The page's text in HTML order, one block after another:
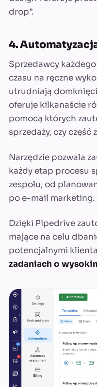
drop”.
4.
Sprzedawcy
czasu na ręczne
utrudniają
oferuje kilkanaście
pomocą których
sprzedaży, czy
Narzędzie pozwala
każdy etap procesu
zespołu, od
po e-mail marketing.
Dzięki Pipedrive
mające na celu
potencjalnymi
zadaniach o